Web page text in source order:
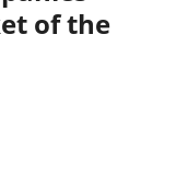
of the